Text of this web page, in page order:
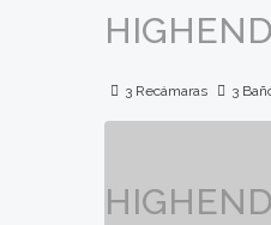
HIGHEND
3 Recámaras 3
HIGHEND